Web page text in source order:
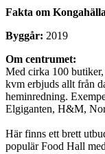
Fakta om
Byggår: 2019
Om centrumet:
Med cirka 100
kvm erbjuds allt från
heminredning.
Elgiganten, H&M,
Här finns ett brett
populär Food Hall